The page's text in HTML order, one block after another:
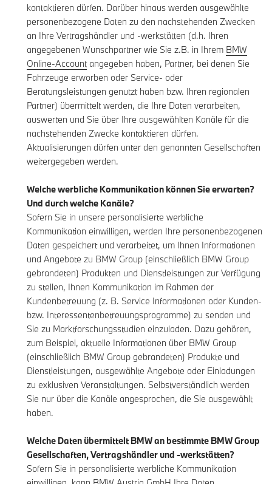
kontaktieren dürfen. Darüber hinaus werden ausgewählte
personenbezogene Daten zu den nachstehenden Zwecken
an Ihre Vertragshändler und -werkstätten (d.h. Ihren
angegebenen Wunschpartner wie Sie z.B. in Ihrem BMW
Online-Accountangegeben haben, Partner, bei denen Sie
Fahrzeuge erworben oder Service- oder
Beratungsleistungen genutzt haben bzw. Ihren regionalen
Partner) übermittelt werden, die Ihre Daten verarbeiten,
auswerten und Sie über Ihre ausgewählten Kanäle für die
nachstehenden Zwecke kontaktieren dürfen.
Aktualisierungen dürfen unter den genannten Gesellschaften
weitergegeben werden.
Welche werbliche Kommunikation können Sie erwarten?
Und durch welche Kanäle?
Sofern Sie in unsere personalisierte werbliche
Kommunikation einwilligen, werden Ihre personenbezogenen
Daten gespeichert und verarbeitet, um Ihnen Informationen
und Angebote zu BMW Group (einschließlich BMW Group
gebrandeten) Produkten und Dienstleistungen zur Verfügung
zu stellen, Ihnen Kommunikation im Rahmen der
Kundenbetreuung (z. B. Service Informationen oder Kunden-
bzw. Interessentenbetreuungsprogramme) zu senden und
Sie zu Marktforschungsstudien einzuladen. Dazu gehören,
zum Beispiel, aktuelle Informationen über BMW Group
(einschließlich BMW Group gebrandeten) Produkte und
Dienstleistungen, ausgewählte Angebote oder Einladungen
zu exklusiven Veranstaltungen. Selbstverständlich werden
Sie nur über die Kanäle angesprochen, die Sie ausgewählt
haben.
Welche Daten übermittelt BMW an bestimmte BMW Group
Gesellschaften, Vertragshändler und -werkstätten?
Sofern Sie in personalisierte werbliche Kommunikation